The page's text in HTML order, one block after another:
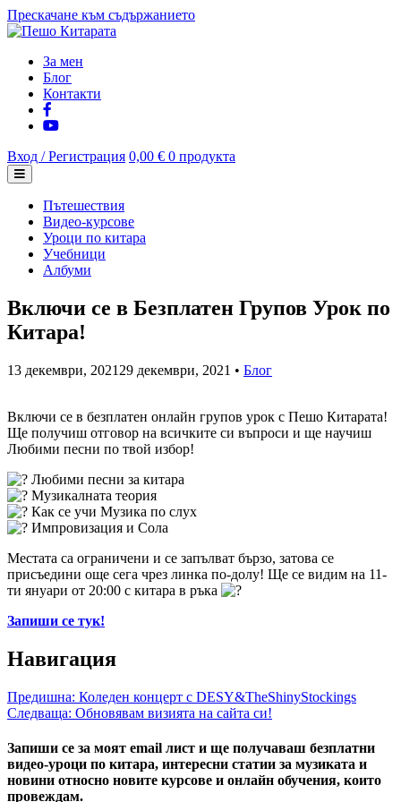
Прескачане към съдържанието
За мен
Блог
Контакти
Вход / Регистрация 0,00 € 0 продукта
Пътешествия
Видео-курсове
Уроци по китара
Учебници
Албуми
Включи се в Безплатен Групов Урок по
Китара!
13 декември, 2021 29 декември, 2021 • Блог
Включи се в безплатен онлайн групов урок с Пешо Китарата!
Ще получиш отговор на всичките си въпроси и ще научиш
Любими песни по твой избор!
Любими песни за китара
Музикалната теория
Как се учи Музика по слух
Импровизация и Сола
Местата са ограничени и се запълват бързо, затова се
присъедини още сега чрез линка по-долу! Ще се видим на 11-
ти януари от 20:00 с китара в ръка
Запиши се тук!
Навигация
Предишна: Коледен концерт с DESY&TheShinyStockings
Следваща: Обновявам визията на сайта си!
Запиши се за моят email лист и ще получаваш безплатни
видео-уроци по китара, интересни статии за музиката и
новини относно новите курсове и онлайн обучения, които
провеждам.